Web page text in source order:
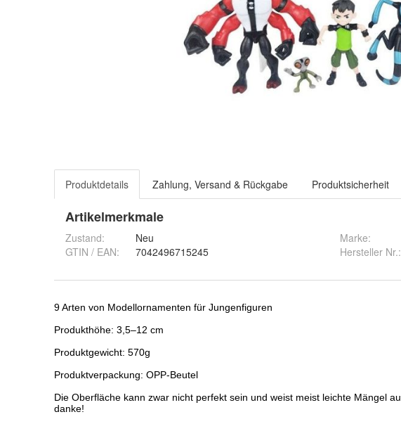
Produktdetails Zahlung, Versand & Rückgabe Produktsicherheit
Artikelmerkmale
Zustand:
Neu
GTIN / EAN:
7042496715245
Marke:
Hersteller Nr.: